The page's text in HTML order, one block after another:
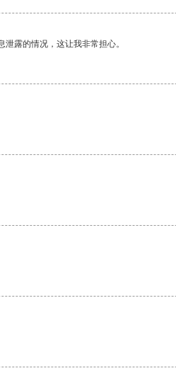
露的情况，这让我非常担心。